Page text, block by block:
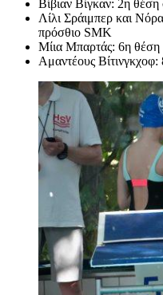
Βίβιαν Βίγκαν: 2η
Λίλι Σράιμπερ και
πρόσθιο SMK
Μίια Μπαρτάς: 6η
Αμαντέους